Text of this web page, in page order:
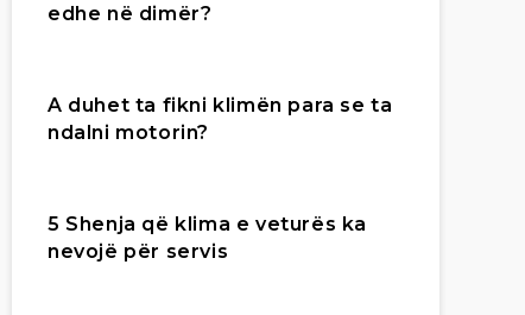
edhe në dimër?
A duhet ta fikni klimën para se ta
ndalni motorin?
5 Shenja që klima e veturës ka
nevojë për servis